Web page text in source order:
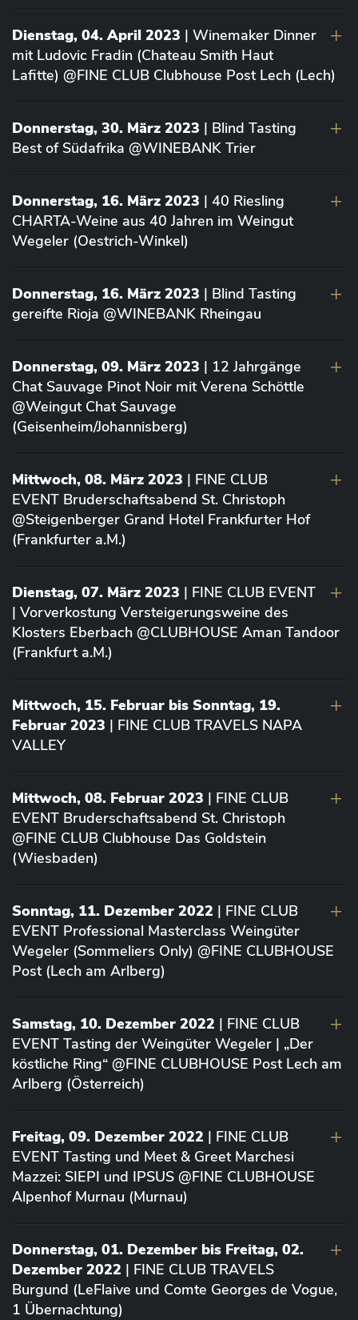
Dienstag, 04. April 2023 | Winemaker Dinner
mit Ludovic Fradin (Chateau Smith Haut
Lafitte) @FINE CLUB Clubhouse Post Lech (Lech)
Donnerstag, 30. März 2023 | Blind Tasting
Best of Südafrika @WINEBANK Trier
Donnerstag, 16. März 2023 | 40 Riesling
CHARTA-Weine aus 40 Jahren im Weingut
Wegeler (Oestrich-Winkel)
Donnerstag, 16. März 2023 | Blind Tasting
gereifte Rioja @WINEBANK Rheingau
Donnerstag, 09. März 2023 | 12 Jahrgänge
Chat Sauvage Pinot Noir mit Verena Schöttle
@Weingut Chat Sauvage
(Geisenheim/Johannisberg)
Mittwoch, 08. März 2023 | FINE CLUB
EVENT Bruderschaftsabend St. Christoph
@Steigenberger Grand Hotel Frankfurter Hof
(Frankfurter a.M.)
Dienstag, 07. März 2023 | FINE CLUB EVENT
| Vorverkostung Versteigerungsweine des
Klosters Eberbach @CLUBHOUSE Aman Tandoor
(Frankfurt a.M.)
Mittwoch, 15. Februar bis Sonntag, 19.
Februar 2023 | FINE CLUB TRAVELS NAPA
VALLEY
Mittwoch, 08. Februar 2023 | FINE CLUB
EVENT Bruderschaftsabend St. Christoph
@FINE CLUB Clubhouse Das Goldstein
(Wiesbaden)
Sonntag, 11. Dezember 2022 | FINE CLUB
EVENT Professional Masterclass Weingüter
Wegeler (Sommeliers Only) @FINE CLUBHOUSE
Post (Lech am Arlberg)
Samstag, 10. Dezember 2022 | FINE CLUB
EVENT Tasting der Weingüter Wegeler | „Der
köstliche Ring“ @FINE CLUBHOUSE Post Lech am
Arlberg (Österreich)
Freitag, 09. Dezember 2022 | FINE CLUB
EVENT Tasting und Meet & Greet Marchesi
Mazzei: SIEPI und IPSUS @FINE CLUBHOUSE
Alpenhof Murnau (Murnau)
Donnerstag, 01. Dezember bis Freitag, 02.
Dezember 2022 | FINE CLUB TRAVELS
Burgund (LeFlaive und Comte Georges de Vogue,
1 Übernachtung)